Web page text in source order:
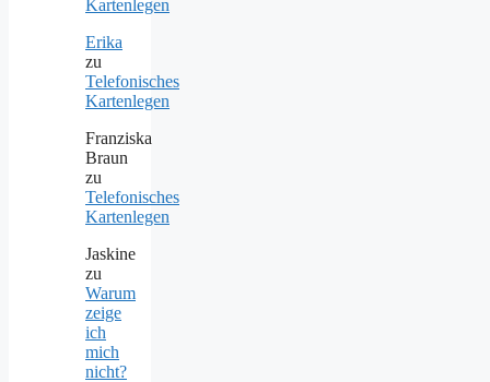
Kartenlegen
Erika
zu
Telefonisches
Kartenlegen
Franziska
Braun
zu
Telefonisches
Kartenlegen
Jaskine
zu
Warum
zeige
ich
mich
nicht?